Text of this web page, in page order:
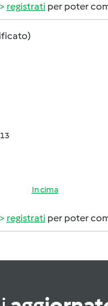
registrati per poter
In cima
registrati per poter